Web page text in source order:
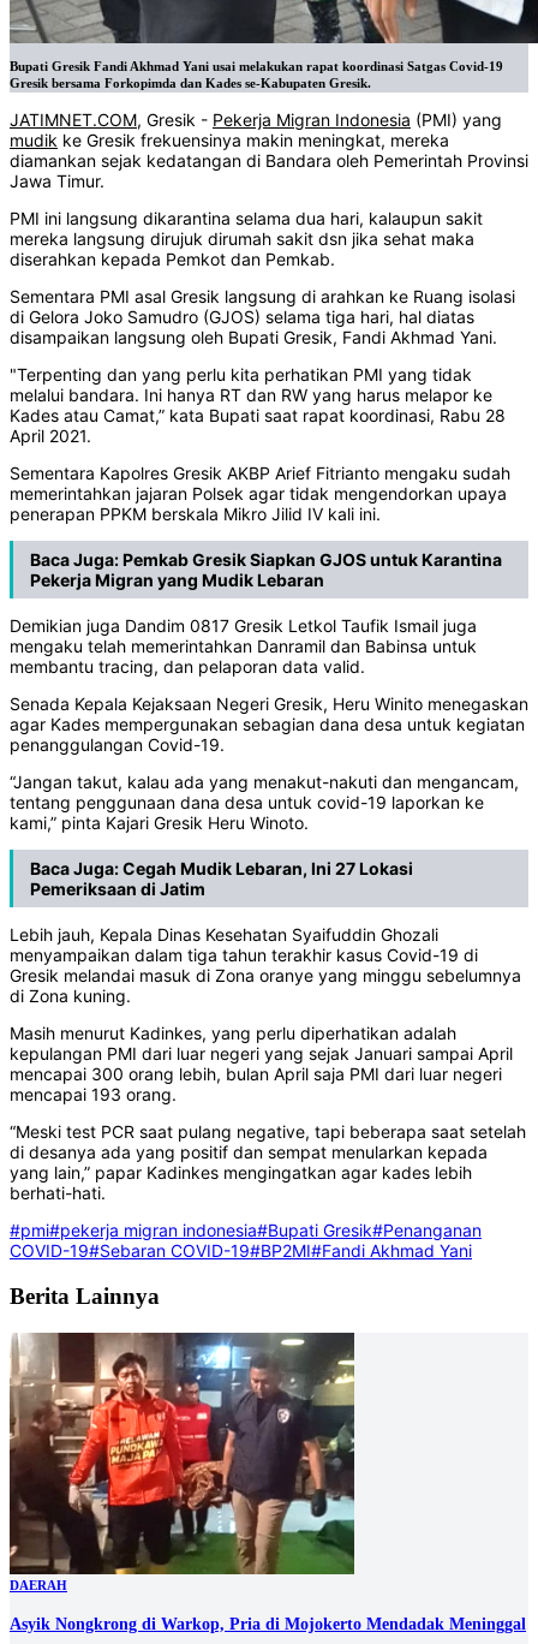
Bupati Gresik Fandi Akhmad Yani usai melakukan rapat koordinasi Satgas Covid-19
Gresik bersama Forkopimda dan Kades se-Kabupaten Gresik.
JATIMNET.COM, Gresik - Pekerja Migran Indonesia (PMI) yang
mudik ke Gresik frekuensinya makin meningkat, mereka
diamankan sejak kedatangan di Bandara oleh Pemerintah Provinsi
Jawa Timur.
PMI ini langsung dikarantina selama dua hari, kalaupun sakit
mereka langsung dirujuk dirumah sakit dsn jika sehat maka
diserahkan kepada Pemkot dan Pemkab.
Sementara PMI asal Gresik langsung di arahkan ke Ruang isolasi
di Gelora Joko Samudro (GJOS) selama tiga hari, hal diatas
disampaikan langsung oleh Bupati Gresik, Fandi Akhmad Yani.
"Terpenting dan yang perlu kita perhatikan PMI yang tidak
melalui bandara. Ini hanya RT dan RW yang harus melapor ke
Kades atau Camat,” kata Bupati saat rapat koordinasi, Rabu 28
April 2021.
Sementara Kapolres Gresik AKBP Arief Fitrianto mengaku sudah
memerintahkan jajaran Polsek agar tidak mengendorkan upaya
penerapan PPKM berskala Mikro Jilid IV kali ini.
Baca Juga:Pemkab Gresik Siapkan GJOS untuk Karantina
Pekerja Migran yang Mudik Lebaran
Demikian juga Dandim 0817 Gresik Letkol Taufik Ismail juga
mengaku telah memerintahkan Danramil dan Babinsa untuk
membantu tracing, dan pelaporan data valid.
Senada Kepala Kejaksaan Negeri Gresik, Heru Winito menegaskan
agar Kades mempergunakan sebagian dana desa untuk kegiatan
penanggulangan Covid-19.
“Jangan takut, kalau ada yang menakut-nakuti dan mengancam,
tentang penggunaan dana desa untuk covid-19 laporkan ke
kami,” pinta Kajari Gresik Heru Winoto.
Baca Juga:Cegah Mudik Lebaran, Ini 27 Lokasi
Pemeriksaan di Jatim
Lebih jauh, Kepala Dinas Kesehatan Syaifuddin Ghozali
menyampaikan dalam tiga tahun terakhir kasus Covid-19 di
Gresik melandai masuk di Zona oranye yang minggu sebelumnya
di Zona kuning.
Masih menurut Kadinkes, yang perlu diperhatikan adalah
kepulangan PMI dari luar negeri yang sejak Januari sampai April
mencapai 300 orang lebih, bulan April saja PMI dari luar negeri
mencapai 193 orang.
“Meski test PCR saat pulang negative, tapi beberapa saat setelah
di desanya ada yang positif dan sempat menularkan kepada
yang lain,” papar Kadinkes mengingatkan agar kades lebih
berhati-hati.
#pmi#pekerja migran indonesia#Bupati Gresik#Penanganan
COVID-19#Sebaran COVID-19#BP2MI#Fandi Akhmad Yani
Berita Lainnya
DAERAH
Asyik Nongkrong di Warkop, Pria di Mojokerto Mendadak Meninggal